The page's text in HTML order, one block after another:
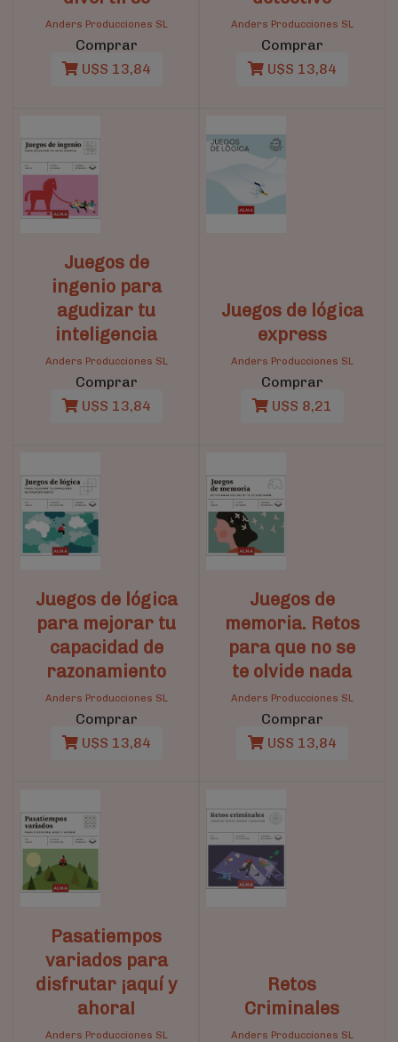
Anders Producciones SL
Comprar
U$S 13,84
Anders Producciones SL
Comprar
U$S 13,84
Juegos de
ingenio para
agudizar tu
inteligencia
Anders Producciones SL
Comprar
U$S 13,84
Juegos de lógica
express
Anders Producciones SL
Comprar
U$S 8,21
Juegos de lógica
para mejorar tu
capacidad de
razonamiento
Anders Producciones SL
Comprar
U$S 13,84
Juegos de
memoria. Retos
para que no se
te olvide nada
Anders Producciones SL
Comprar
U$S 13,84
Pasatiempos
variados para
disfrutar ¡aquí y
ahora!
Anders Producciones SL
Retos
Criminales
Anders Producciones SL